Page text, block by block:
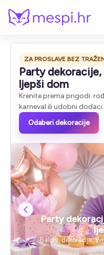
ZA PROSLAVE BEZ
Party
ljepši dom
Krenite prema prigodi:
karneval ili udobni dodaci
Odaberi dekoracije
Party
Baloni, dekoracije,